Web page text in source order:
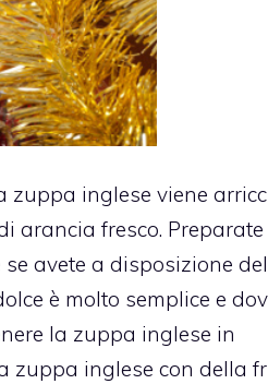
zuppa inglese viene
arancia fresco.
avete a disposizione
è molto semplice e
la zuppa inglese in
zuppa inglese con della